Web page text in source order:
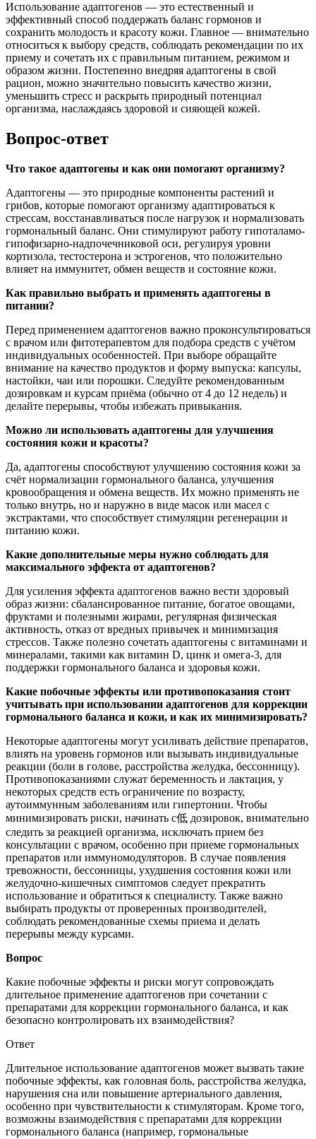
Использование адаптогенов — это естественный и
эффективный способ поддержать баланс гормонов и
сохранить молодость и красоту кожи. Главное — внимательно
относиться к выбору средств, соблюдать рекомендации по их
приему и сочетать их с правильным питанием, режимом и
образом жизни. Постепенно внедряя адаптогены в свой
рацион, можно значительно повысить качество жизни,
уменьшить стресс и раскрыть природный потенциал
организма, наслаждаясь здоровой и сияющей кожей.
Вопрос-ответ
Что такое адаптогены и как они помогают организму?
Адаптогены — это природные компоненты растений и
грибов, которые помогают организму адаптироваться к
стрессам, восстанавливаться после нагрузок и нормализовать
гормональный баланс. Они стимулируют работу гипоталамо-
гипофизарно-надпочечниковой оси, регулируя уровни
кортизола, тестостерона и эстрогенов, что положительно
влияет на иммунитет, обмен веществ и состояние кожи.
Как правильно выбрать и применять адаптогены в
питании?
Перед применением адаптогенов важно проконсультироваться
с врачом или фитотерапевтом для подбора средств с учётом
индивидуальных особенностей. При выборе обращайте
внимание на качество продуктов и форму выпуска: капсулы,
настойки, чаи или порошки. Следуйте рекомендованным
дозировкам и курсам приёма (обычно от 4 до 12 недель) и
делайте перерывы, чтобы избежать привыкания.
Можно ли использовать адаптогены для улучшения
состояния кожи и красоты?
Да, адаптогены способствуют улучшению состояния кожи за
счёт нормализации гормонального баланса, улучшения
кровообращения и обмена веществ. Их можно применять не
только внутрь, но и наружно в виде масок или масел с
экстрактами, что способствует стимуляции регенерации и
питанию кожи.
Какие дополнительные меры нужно соблюдать для
максимального эффекта от адаптогенов?
Для усиления эффекта адаптогенов важно вести здоровый
образ жизни: сбалансированное питание, богатое овощами,
фруктами и полезными жирами, регулярная физическая
активность, отказ от вредных привычек и минимизация
стрессов. Также полезно сочетать адаптогены с витаминами и
минералами, такими как витамин D, цинк и омега-3, для
поддержки гормонального баланса и здоровья кожи.
Какие побочные эффекты или противопоказания стоит
учитывать при использовании адаптогенов для коррекции
гормонального баланса и кожи, и как их минимизировать?
Некоторые адаптогены могут усиливать действие препаратов,
влиять на уровень гормонов или вызывать индивидуальные
реакции (боли в голове, расстройства желудка, бессонницу).
Противопоказаниями служат беременность и лактация, у
некоторых средств есть ограничение по возрасту,
аутоиммунным заболеваниям или гипертонии. Чтобы
минимизировать риски, начинать с低 дозировок, внимательно
следить за реакцией организма, исключать прием без
консультации с врачом, особенно при приеме гормональных
препаратов или иммуномодуляторов. В случае появления
тревожности, бессонницы, ухудшения состояния кожи или
желудочно-кишечных симптомов следует прекратить
использование и обратиться к специалисту. Также важно
выбирать продукты от проверенных производителей,
соблюдать рекомендованные схемы приема и делать
перерывы между курсами.
Вопрос
Какие побочные эффекты и риски могут сопровождать
длительное применение адаптогенов при сочетании с
препаратами для коррекции гормонального баланса, и как
безопасно контролировать их взаимодействия?
Ответ
Длительное использование адаптогенов может вызвать такие
побочные эффекты, как головная боль, расстройства желудка,
нарушения сна или повышение артериального давления,
особенно при чувствительности к стимуляторам. Кроме того,
возможны взаимодействия с препаратами для коррекции
гормонального баланса (например, гормональные